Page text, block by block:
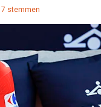
stemmen